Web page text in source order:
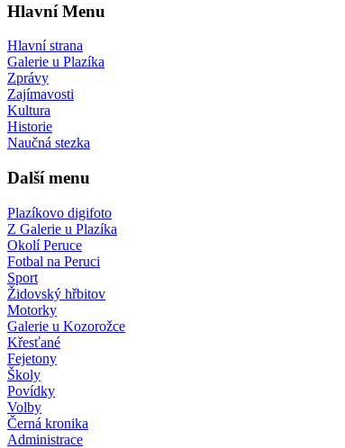
Hlavní Menu
Hlavní strana
Galerie u Plazíka
Zprávy
Zajímavosti
Kultura
Historie
Naučná stezka
Další menu
Plazíkovo digifoto
Z Galerie u Plazíka
Okolí Peruce
Fotbal na Peruci
Sport
Židovský hřbitov
Motorky
Galerie u Kozorožce
Křesťané
Fejetony
Školy
Povídky
Volby
Černá kronika
Administrace